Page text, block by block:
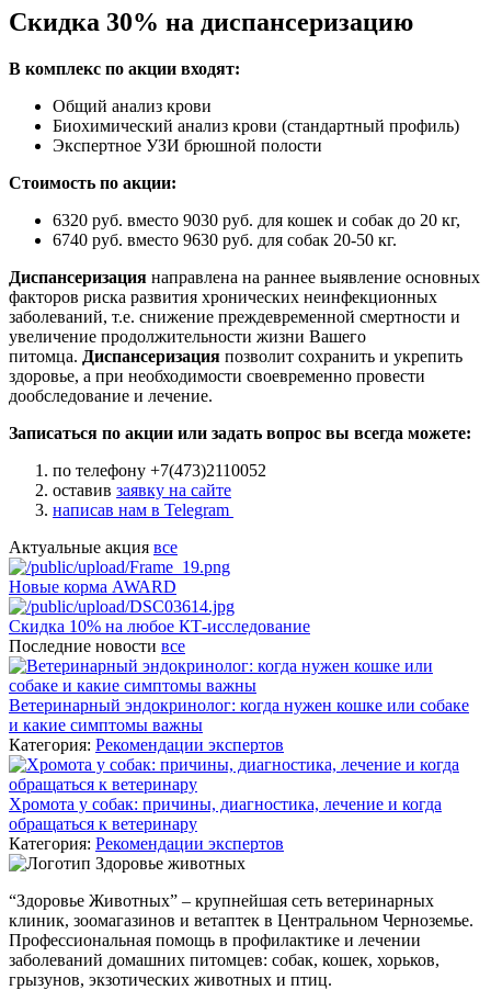
Скидка 30% на диспансеризацию
В комплекс по акции входят:
Общий анализ крови
Биохимический анализ крови (стандартный профиль)
Экспертное УЗИ брюшной полости
Стоимость по акции:
6320 руб. вместо 9030 руб. для кошек и собак до 20 кг,
6740 руб. вместо 9630 руб. для собак 20-50 кг.
Диспансеризация направлена на раннее выявление основных
факторов риска развития хронических неинфекционных
заболеваний, т.е. снижение преждевременной смертности и
увеличение продолжительности жизни Вашего
питомца. Диспансеризация позволит сохранить и укрепить
здоровье, а при необходимости своевременно провести
дообследование и лечение.
Записаться по акции или задать вопрос вы всегда можете:
по телефону +7(473)2110052
оставив заявку на сайте
написав нам в Telegram
Актуальные акция все
Новые корма AWARD
Скидка 10% на любое КТ-исследование
Последние новости все
Ветеринарный эндокринолог: когда нужен кошке или собаке
и какие симптомы важны
Категория: Рекомендации экспертов
Хромота у собак: причины, диагностика, лечение и когда
обращаться к ветеринару
Категория: Рекомендации экспертов
“Здоровье Животных” – крупнейшая сеть ветеринарных
клиник, зоомагазинов и ветаптек в Центральном Черноземье.
Профессиональная помощь в профилактике и лечении
заболеваний домашних питомцев: собак, кошек, хорьков,
грызунов, экзотических животных и птиц.